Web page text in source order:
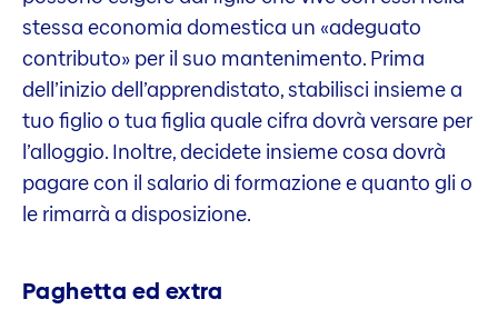
stessa economia domestica un «adeguato
contributo» per il suo mantenimento. Prima
dell’inizio dell’apprendistato, stabilisci insieme a
tuo figlio o tua figlia quale cifra dovrà versare per
l’alloggio. Inoltre, decidete insieme cosa dovrà
pagare con il salario di formazione e quanto gli o
le rimarrà a disposizione.
Paghetta ed extra